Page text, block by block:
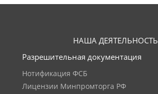
НАША ДЕЯТЕЛЬНОСТЬ
Разрешительная документация
Нотификация ФСБ
Лицензии Минпромторга РФ